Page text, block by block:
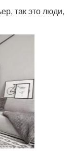
так это люди,